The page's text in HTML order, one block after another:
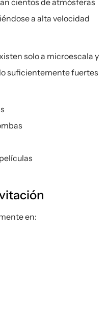
cientos de atmósferas
a alta velocidad
solo a microescala y
suficientemente fuertes
en: